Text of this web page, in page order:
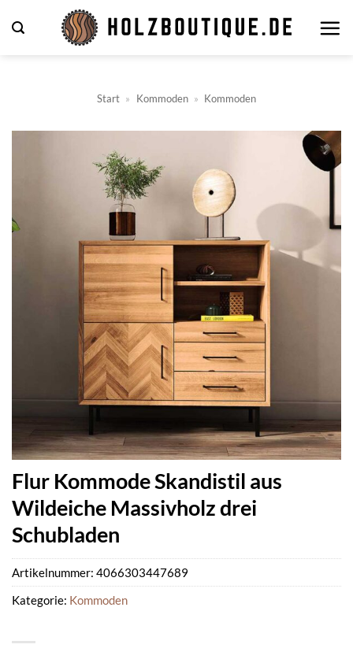
Inhalt
Start » Kommoden » Kommoden
Flur Kommode Skandistil aus
Wildeiche Massivholz drei
Schubladen
Artikelnummer: 4066303447689
Kategorie: Kommoden